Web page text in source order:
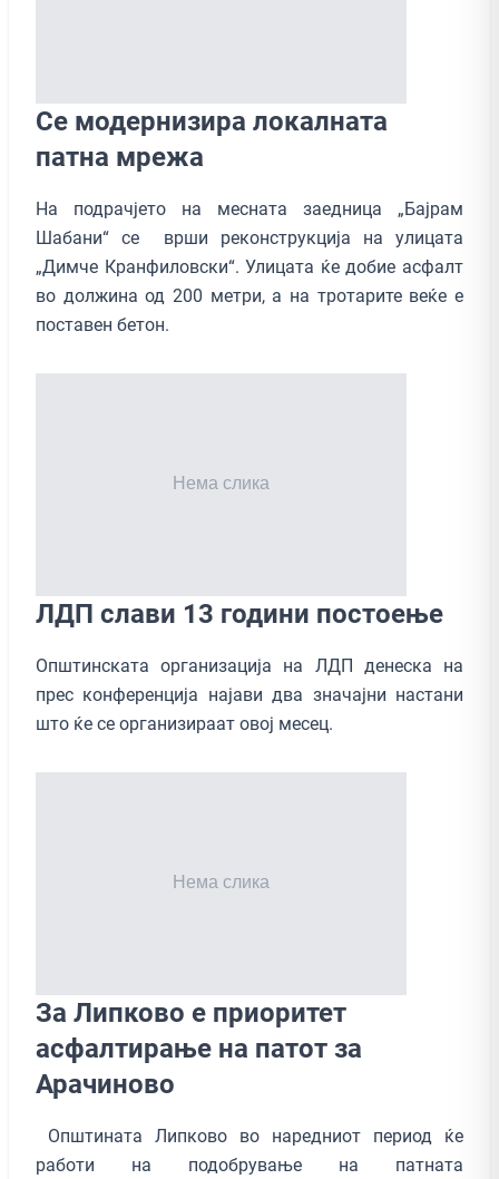
Се модернизира локалната
патна мрежа
На подрачјето на месната заедница „Бајрам
Шабани“ се врши реконструкција на улицата
„Димче Кранфиловски“. Улицата ќе добие асфалт
во должина од 200 метри, а на тротарите веќе е
поставен бетон.
ЛДП слави 13 години постоење
Општинската организација на ЛДП денеска на
прес конференција најави два значајни настани
што ќе се организираат овој месец.
За Липково е приоритет
асфалтирање на патот за
Арачиново
Општината Липково во наредниот период ќе
работи на подобрување на патната